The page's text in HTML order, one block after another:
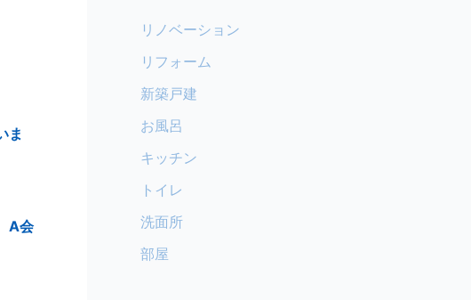
ま
A会
リノベーション
リフォーム
新築戸建
お風呂
キッチン
トイレ
洗面所
部屋